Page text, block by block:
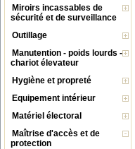
Miroirs incassables de
sécurité et de surveillance
Outillage
Manutention - poids lourds -
chariot élevateur
Hygiène et propreté
Equipement intérieur
Matériel électoral
Maîtrise d'accès et de
protection